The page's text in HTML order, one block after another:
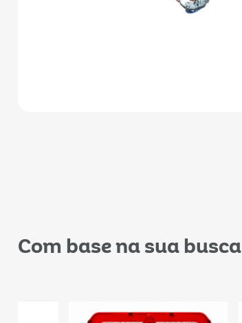
Com base na sua busca